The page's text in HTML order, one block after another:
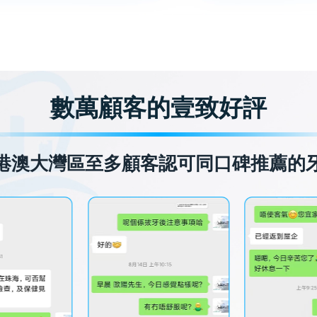
數萬顧客的壹致好評
澳大灣區至多顧客認可同口碑推薦的